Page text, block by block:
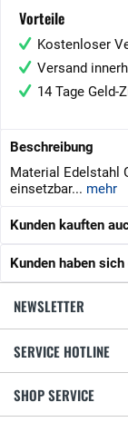
Vorteile
Kostenloser
Versand
14 Tage Geld-
Beschreibung
Material Edelstahl
einsetzbar... mehr
Kunden kauften
Kunden haben
NEWSLETTER
SERVICE HOTLINE
SHOP SERVICE